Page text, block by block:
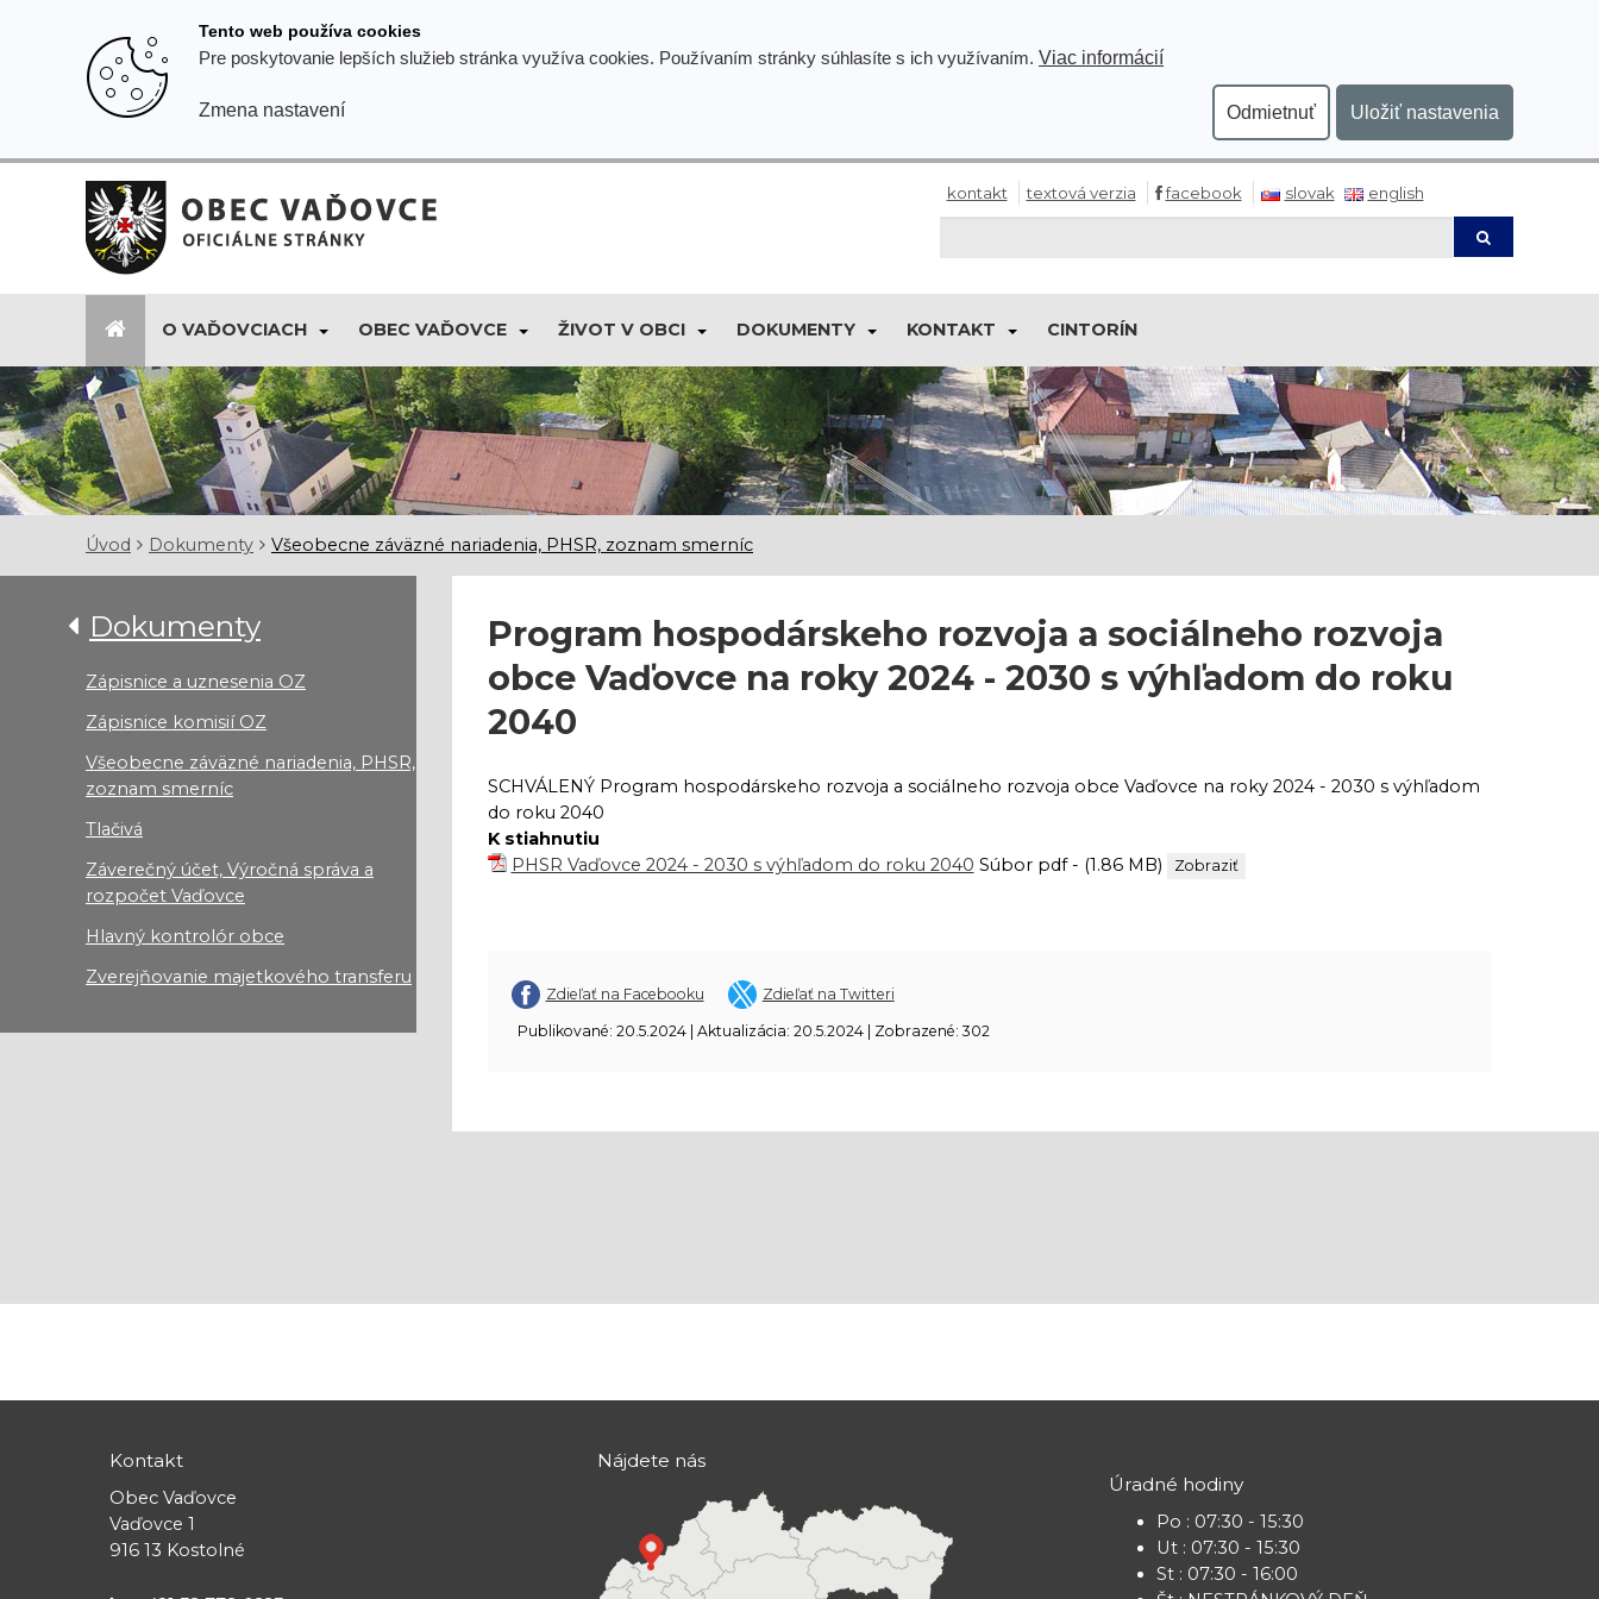
Tento web používa cookies
Pre poskytovanie lepších služieb stránka využíva cookies. Používaním stránky súhlasíte s ich využívaním. Viac informácií
Zmena nastavení Odmietnuť Uložiť nastavenia
kontakt textová verzia facebook slovak english
O VAĎOVCIACH OBEC VAĎOVCE ŽIVOT V OBCI DOKUMENTY KONTAKT CINTORÍN
Úvod Dokumenty Všeobecne záväzné nariadenia, PHSR, zoznam smerníc
Dokumenty
Zápisnice a uznesenia OZ
Zápisnice komisií OZ
Všeobecne záväzné nariadenia, PHSR,
zoznam smerníc
Tlačivá
Záverečný účet, Výročná správa a
rozpočet Vaďovce
Hlavný kontrolór obce
Zverejňovanie majetkového transferu
Program hospodárskeho rozvoja a sociálneho rozvoja
obce Vaďovce na roky 2024 - 2030 s výhľadom do roku
2040
SCHVÁLENÝ Program hospodárskeho rozvoja a sociálneho rozvoja obce Vaďovce na roky 2024 - 2030 s výhľadom
do roku 2040
K stiahnutiu
PHSR Vaďovce 2024 - 2030 s výhľadom do roku 2040 Súbor pdf - (1.86 MB) Zobraziť
Zdieľať na Facebooku Zdieľať na Twitteri
Publikované: 20.5.2024 | Aktualizácia: 20.5.2024 | Zobrazené: 302
Kontakt
Obec Vaďovce
Vaďovce 1
916 13 Kostolné
Nájdete nás
Úradné hodiny
Po : 07:30 - 15:30
Ut : 07:30 - 15:30
St : 07:30 - 16:00